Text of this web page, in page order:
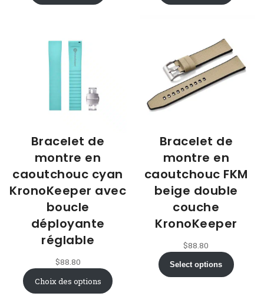
Bracelet de
montre en
caoutchouc cyan
KronoKeeper avec
boucle
déployante
réglable
$88.80
Choix des options
Bracelet de
montre en
caoutchouc FKM
beige double
couche
KronoKeeper
$88.80
Select options